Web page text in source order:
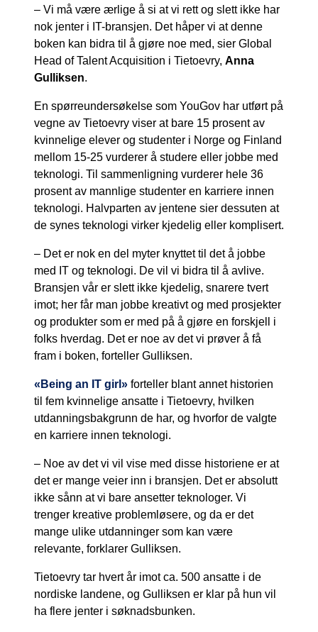
– Vi må være ærlige å si at vi rett og slett ikke har
nok jenter i IT-bransjen. Det håper vi at denne
boken kan bidra til å gjøre noe med, sier Global
Head of Talent Acquisition i Tietoevry, Anna
Gulliksen.
En spørreundersøkelse som YouGov har utført på
vegne av Tietoevry viser at bare 15 prosent av
kvinnelige elever og studenter i Norge og Finland
mellom 15-25 vurderer å studere eller jobbe med
teknologi. Til sammenligning vurderer hele 36
prosent av mannlige studenter en karriere innen
teknologi. Halvparten av jentene sier dessuten at
de synes teknologi virker kjedelig eller komplisert.
– Det er nok en del myter knyttet til det å jobbe
med IT og teknologi. De vil vi bidra til å avlive.
Bransjen vår er slett ikke kjedelig, snarere tvert
imot; her får man jobbe kreativt og med prosjekter
og produkter som er med på å gjøre en forskjell i
folks hverdag. Det er noe av det vi prøver å få
fram i boken, forteller Gulliksen.
«Being an IT girl» forteller blant annet historien
til fem kvinnelige ansatte i Tietoevry, hvilken
utdanningsbakgrunn de har, og hvorfor de valgte
en karriere innen teknologi.
– Noe av det vi vil vise med disse historiene er at
det er mange veier inn i bransjen. Det er absolutt
ikke sånn at vi bare ansetter teknologer. Vi
trenger kreative problemløsere, og da er det
mange ulike utdanninger som kan være
relevante, forklarer Gulliksen.
Tietoevry tar hvert år imot ca. 500 ansatte i de
nordiske landene, og Gulliksen er klar på hun vil
ha flere jenter i søknadsbunken.